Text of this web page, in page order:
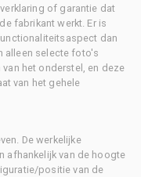
of garantie dat
fabrikant werkt. Er is
dan
alleen selecte foto's
het onderstel, en deze
van het gehele
De werkelijke
afhankelijk van de hoogte
positie van de